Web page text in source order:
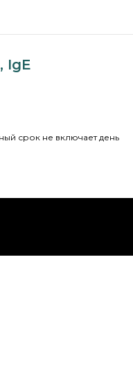
IgE
срок не включает день